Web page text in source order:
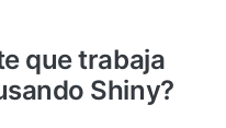
que trabaja
Shiny?